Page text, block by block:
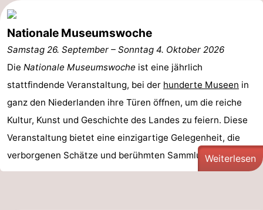
Nationale Museumswoche
Samstag 26. September – Sonntag 4. Oktober 2026
Die Nationale Museumswoche ist eine jährlich
stattfindende Veranstaltung, bei der hunderte Museen in
ganz den Niederlanden ihre Türen öffnen, um die reiche
Kultur, Kunst und Geschichte des Landes zu feiern. Diese
Veranstaltung bietet eine einzigartige Gelegenheit, die
verborgenen Schätze und berühmten Sammlungen der ...
Weiterlesen